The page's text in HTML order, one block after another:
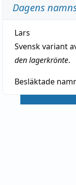
Dagens
Lars
Svensk variant
den lagerkrönte.
Besläktade